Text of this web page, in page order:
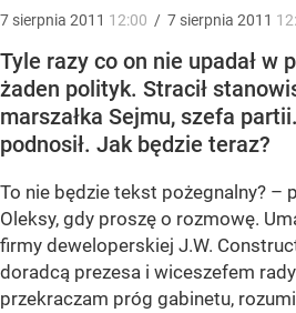
7 sierpnia 2011 12:00 / 7 sierpnia 2011
Tyle razy co on nie upadał w
żaden polityk. Stracił
marszałka Sejmu, szefa
podnosił. Jak będzie teraz?
To nie będzie tekst pożegnalny? –
Oleksy, gdy proszę o rozmowę.
firmy deweloperskiej J.W.
doradcą prezesa i wiceszefem
przekraczam próg gabinetu,